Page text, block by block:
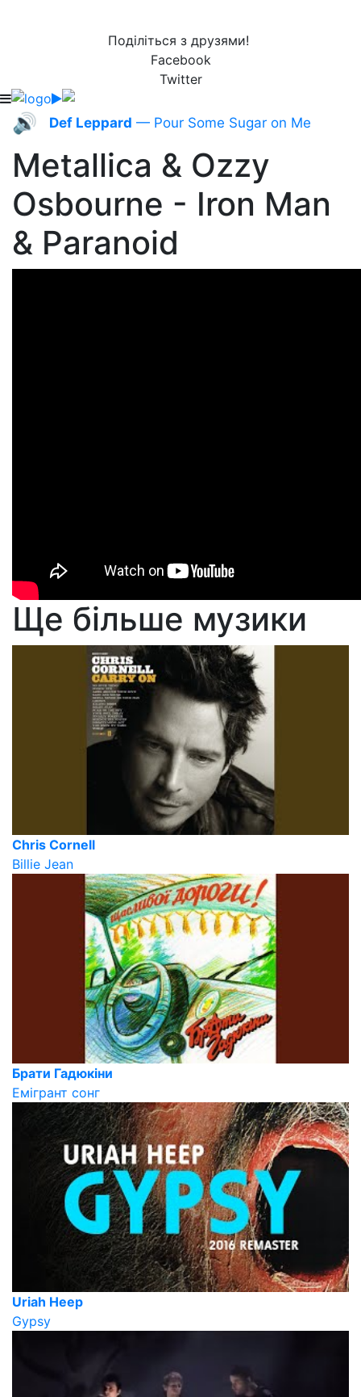
Поділіться з друзями!
Facebook
Twitter
🔊 Def Leppard — Pour Some Sugar on Me
Metallica & Ozzy
Osbourne - Iron Man
& Paranoid
Ще більше музики
Chris Cornell
Billie Jean
Брати Гадюкіни
Емігрант сонг
Uriah Heep
Gypsy